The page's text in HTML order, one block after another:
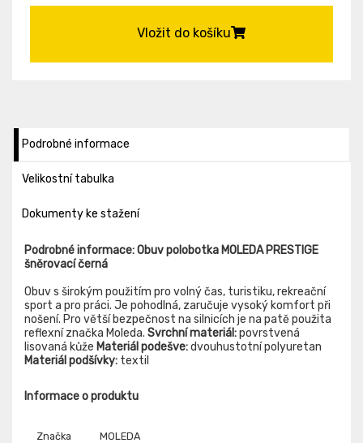
Vložit do košíku
Podrobné informace
Velikostní tabulka
Dokumenty ke stažení
Podrobné informace: Obuv polobotka MOLEDA PRESTIGE
šněrovací černá
Obuv s širokým použitím pro volný čas, turistiku, rekreační
sport a pro práci. Je pohodlná, zaručuje vysoký komfort při
nošení. Pro větší bezpečnost na silnicích je na patě použita
reflexní značka Moleda. Svrchní materiál:povrstvená
lisovaná kůže Materiál podešve:dvouhustotní polyuretan
Materiál podšívky: textil
Informace o produktu
Značka MOLEDA